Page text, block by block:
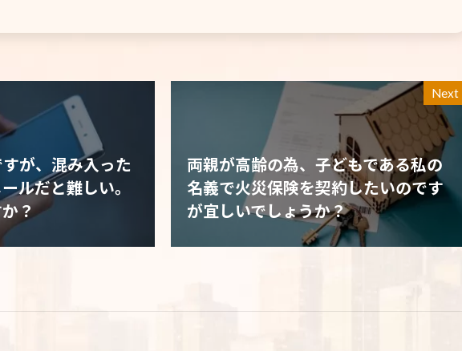
が、混み入った
ルだと難しい。
？
Next
両親が高齢の為、子どもである私の
名義で火災保険を契約したいのです
が宜しいでしょうか？